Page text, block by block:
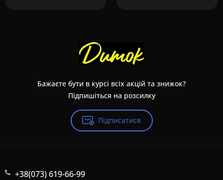
Бажаєте бути в курсі всіх акцій та знижок?
Підпишіться на розсилку
Підписатися
+38(073) 619-66-99